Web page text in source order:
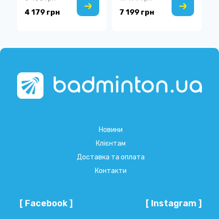
4 179 грн 7 199 грн
Новини
Клієнтам
Доставка та оплата
Контакти
[ Facebook ] [ Instagram ]